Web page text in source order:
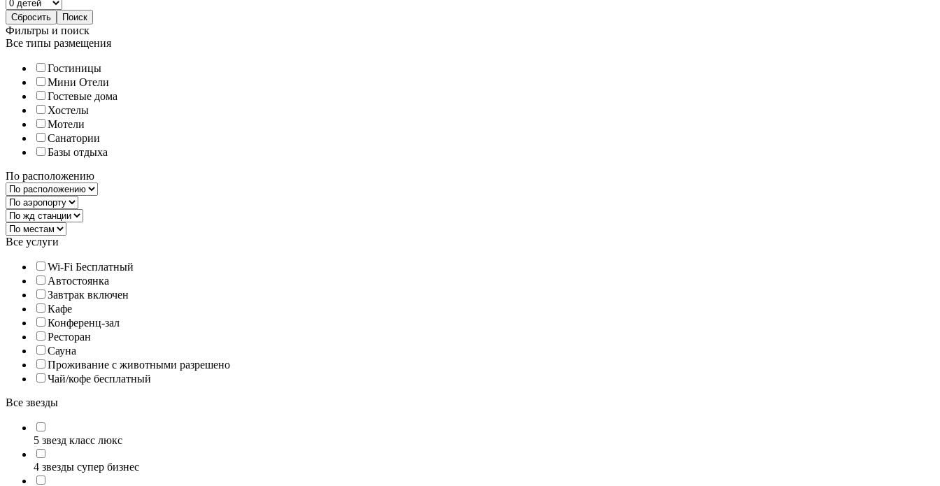
Фильтры и поиск
Все типы размещения
Гостиницы
Мини Отели
Гостевые дома
Хостелы
Мотели
Санатории
Базы отдыха
По расположению
Все услуги
Wi-Fi Бесплатный
Автостоянка
Завтрак включен
Кафе
Конференц-зал
Ресторан
Сауна
Проживание с животными разрешено
Чай/кофе бесплатный
Все звезды
5 звезд класс люкс
4 звезды супер бизнес